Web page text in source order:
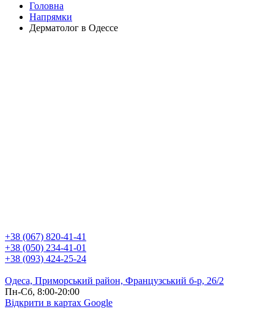
Головна
Напрямки
Дерматолог в Одессе
+38 (067) 820-41-41
+38 (050) 234-41-01
+38 (093) 424-25-24
Одеса, Приморський район, Французський б-р, 26/2
Пн-Сб, 8:00-20:00
Відкрити в картах Google